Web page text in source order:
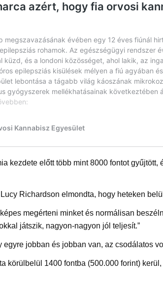
kezdete előtt több mint 8000 fontot gyűjtött,
Richardson elmondta, hogy heteken
megérteni minket és normálisan
játszik, nagyon-nagyon jól teljesít.”
egyre jobban és jobban van, az csodálatos
körülbelül 1400 fontba (500.000 forint)